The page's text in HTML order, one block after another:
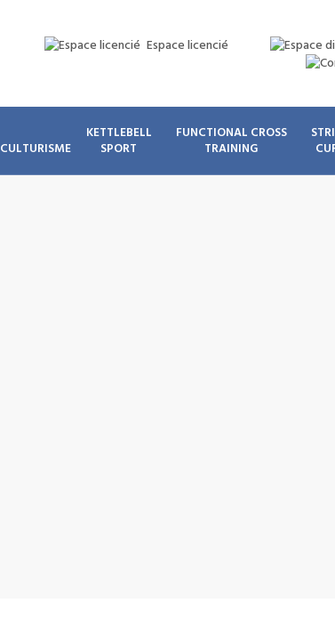
Espace licencié
CULTURISME
KETTLEBELL
SPORT
FUNCTIONAL CROSS
TRAINING